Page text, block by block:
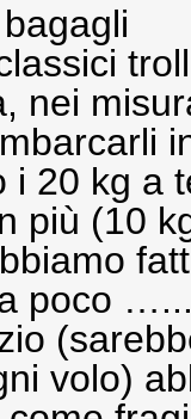
nei
i 20 kg a
più (10
poco
volo)